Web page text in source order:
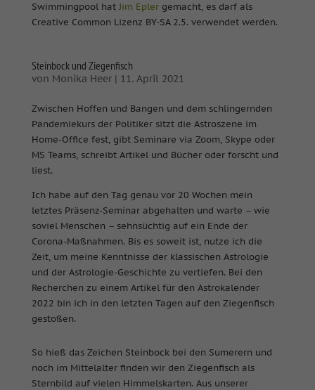
Swimmingpool hatJim Eplergemacht, es darf als
Creative Common Lizenz BY-SA 2.5. verwendet werden.
Steinbock und Ziegenfisch
von Monika Heer| 11. April 2021
Zwischen Hoffen und Bangen und dem schlingernden
Pandemiekurs der Politiker sitzt die Astroszene im
Home-Office fest, gibt Seminare via Zoom, Skype oder
MS Teams, schreibt Artikel und Bücher oder forscht und
liest.
Ich habe auf den Tag genau vor 20 Wochen mein
letztes Präsenz-Seminar abgehalten und warte – wie
soviel Menschen – sehnsüchtig auf ein Ende der
Corona-Maßnahmen. Bis es soweit ist, nutze ich die
Zeit, um meine Kenntnisse der klassischen Astrologie
und der Astrologie-Geschichte zu vertiefen. Bei den
Recherchen zu einem Artikel für den Astrokalender
2022 bin ich in den letzten Tagen auf den Ziegenfisch
gestoßen.
So hieß das Zeichen Steinbock bei den Sumerern und
noch im Mittelalter finden wir den Ziegenfisch als
Sternbild auf vielen Himmelskarten. Aus unserer